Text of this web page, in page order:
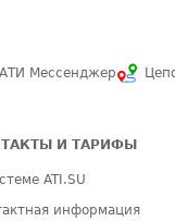
АТИ Мессенджер
И ТАРИФЫ
ATI.SU
информация